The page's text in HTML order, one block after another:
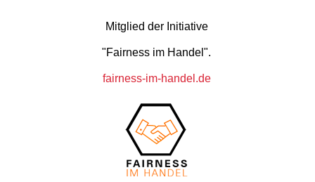
Mitglied der Initiative
"Fairness im Handel".
fairness-im-handel.de